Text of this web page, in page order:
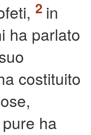
in
ha parlato
costituito
ha